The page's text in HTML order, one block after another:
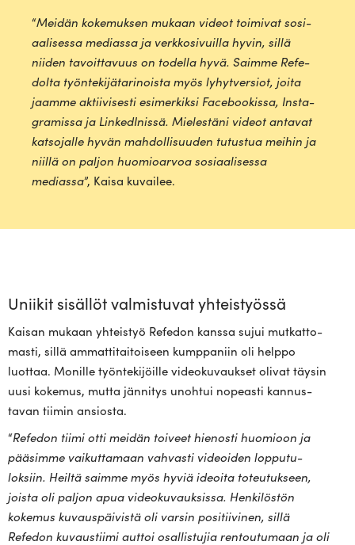
“Meidän koke­muksen mukaan videot toi­mivat sosi­
aa­li­sessa mediassa ja verk­ko­si­vuilla hyvin, sillä
niiden tavoit­tavuus on todella hyvä. Saimme Refe­
dolta työn­te­ki­jä­ta­ri­noista myös lyhyt­versiot, joita
jaamme aktii­vi­sesti esi­mer­kiksi Face­boo­kissa, Ins­ta­
gra­missa ja Lin­ke­dI­nissä. Mie­lestäni videot antavat
kat­so­jalle hyvän mah­dol­li­suuden tutustua meihin ja
niillä on paljon huo­mio­arvoa sosi­aa­li­sessa
mediassa”, Kaisa kuvailee.
Uniikit sisällöt valmistuvat yhteistyössä
Kaisan mukaan yhteistyö Refedon kanssa sujui mut­kat­to­
masti, sillä ammat­ti­tai­toiseen kump­paniin oli helppo
luottaa. Monille työn­te­ki­jöille video­ku­vaukset olivat täysin
uusi kokemus, mutta jän­nitys unohtui nopeasti kan­nus­
tavan tiimin ansiosta.
“Refedon tiimi otti meidän toiveet hie­nosti huo­mioon ja
pää­simme vai­kut­tamaan vah­vasti videoiden lop­pu­tu­
loksiin. Heiltä saimme myös hyviä ideoita toteu­tukseen,
joista oli paljon apua video­ku­vauk­sissa. Hen­ki­löstön
kokemus kuvaus­päi­vistä oli varsin posi­tii­vinen, sillä
Refedon kuvaus­tiimi auttoi osal­lis­tujia ren­tou­tumaan ja oli